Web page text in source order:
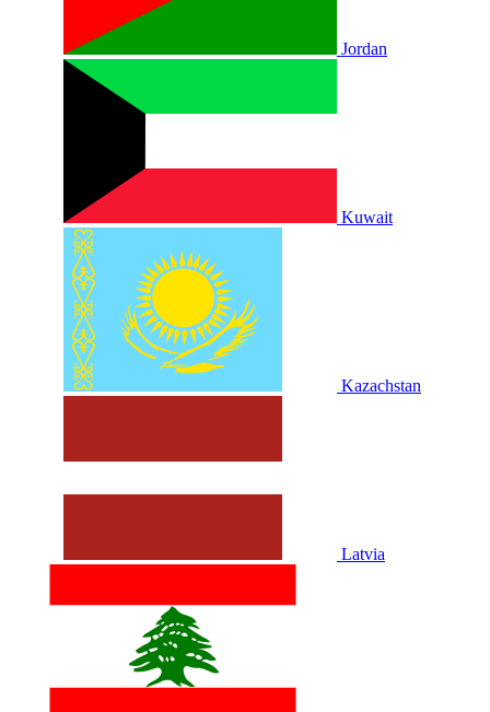
Jordan
Kuwait
Kazachstan
Latvia